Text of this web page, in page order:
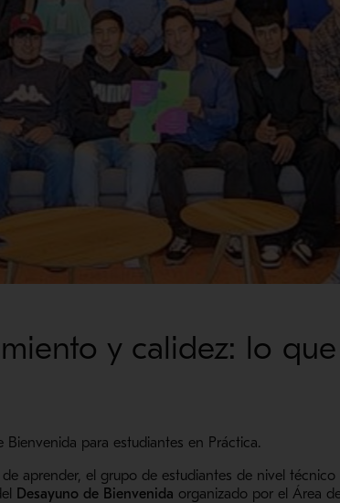
y calidez: lo
para estudiantes en Práctica.
aprender, el grupo de estudiantes de nivel
Desayuno de Bienvenida organizado por el Área